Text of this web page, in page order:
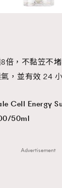
倍，不黏笠不
，並有效 24
Cell Energy
50ml
Advertisement